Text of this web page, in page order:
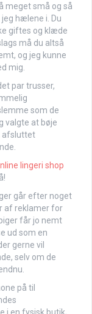
meget små og så
hælene i. Du
giftes og klæde
må du altså
og jeg kunne
mig.
par trusser,
som de
valgte at bøje
afsluttet
lingeri shop
går efter noget
af reklamer for
får jo nemt
ud som en
gerne vil
selv om de
på til
i en fysisk butik,